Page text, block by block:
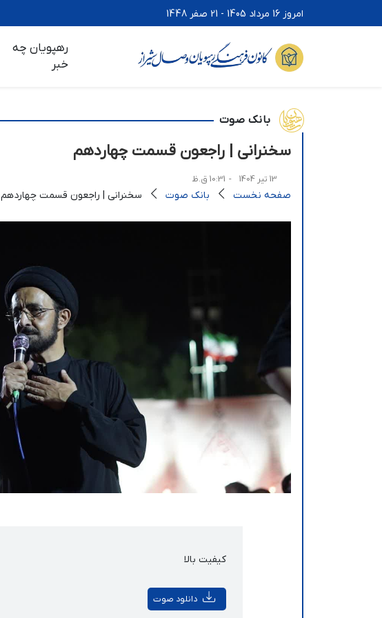
امروز 16 مرداد 1405 - 21 صفر 1448
رهپویان چه
خبر
بانک صوت
سخنرانی | راجعون قسمت چهاردهم
13 تیر 1404 - 10:31 ق.ظ
صفحه نخست بانک صوت سخنرانی | راجعون قسمت چهاردهم
کیفیت بالا
دانلود صوت